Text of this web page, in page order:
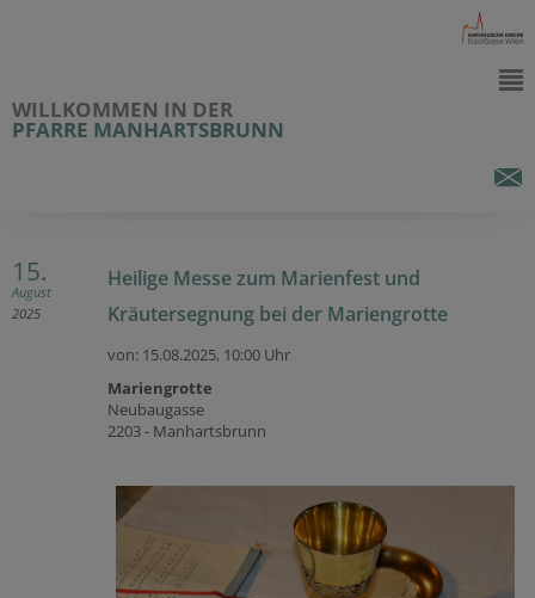
WILLKOMMEN IN DER
PFARRE MANHARTSBRUNN
15.
August
2025
Heilige Messe zum Marienfest und
Kräutersegnung bei der Mariengrotte
von: 15.08.2025, 10:00 Uhr
Mariengrotte
Neubaugasse
2203 - Manhartsbrunn